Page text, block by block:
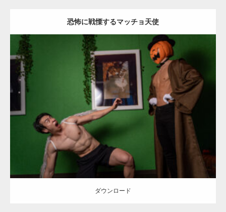
恐怖に戦慄するマッチョ天使
Update:2023.02.11
ハロウィンのマッチョ その他
AKIHITO(細マッチョ)
SOSUKE 腹筋 姫路 (兵庫)
ダウンロード
ダウンロード
ギネス世界記録…
【TV】TBS番組「ひるおび」にてマッスルプ
ラスが紹介されま…
TOKYO FMラジオ番組「ONE MORNING」
で紹介さ…